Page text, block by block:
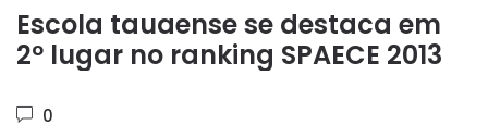
Escola tauaense se destaca em
2º lugar no ranking SPAECE 2013
0